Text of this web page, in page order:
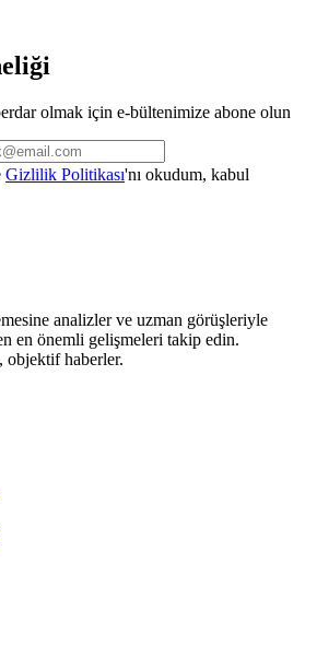
olmak için e-bültenimize abone olun
Gizlilik Politikası'nı okudum, kabul
analizler ve uzman görüşleriyle
en önemli gelişmeleri takip edin.
objektif haberler.